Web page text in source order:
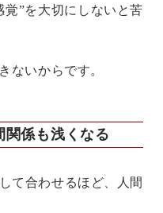
”を大切にしないと苦
ないからです。
関係も浅くなる
て合わせるほど、人間